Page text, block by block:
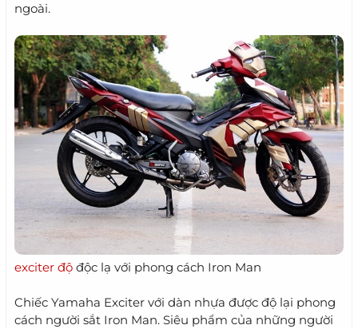
ngoài.
exciter độ độc lạ với phong cách Iron Man
Chiếc Yamaha Exciter với dàn nhựa được độ lại phong
cách người sắt Iron Man. Siêu phẩm của những người